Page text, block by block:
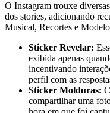
O Instagram trouxe
dos stories, adicionando
Musical, Recortes e
Sticker Revelar:
exibida apenas
incentivando
perfil com as
Sticker Molduras:
compartilhar uma